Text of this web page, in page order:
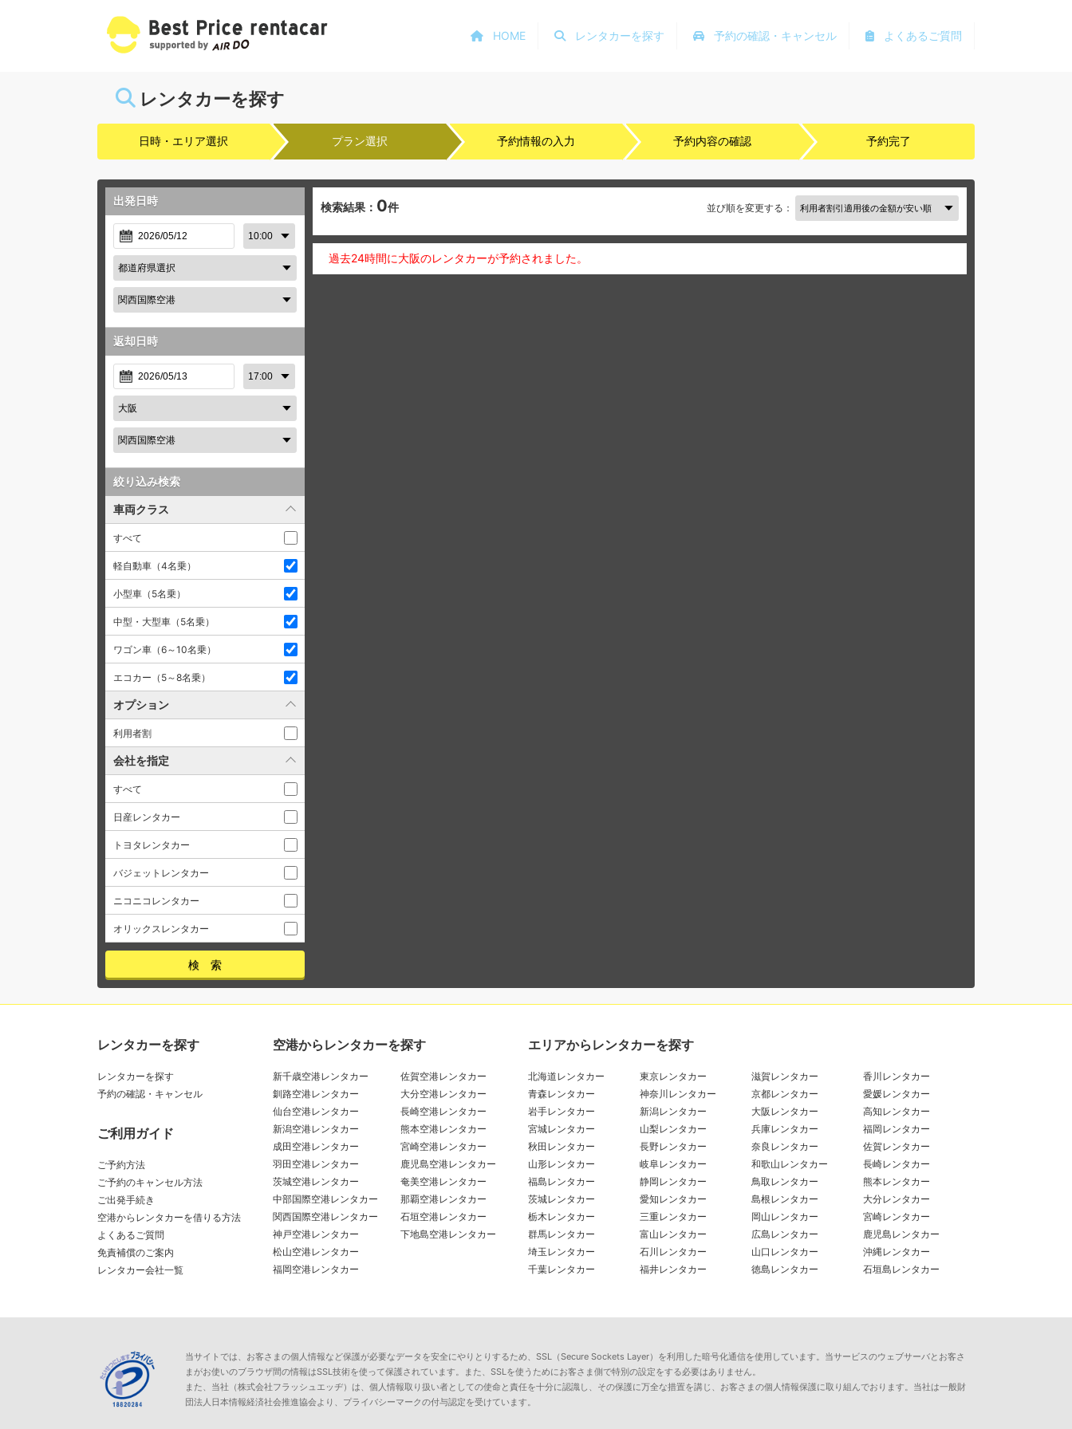
よくあるご質問
予約の確認・キャンセル
レンタカーを探す
HOME
レンタカーを探す
日時・エリア選択 プラン選択 予約情報の入力 予約内容の確認 予約完了
出発日時
返却日時
絞り込み検索
車両クラス
すべて
軽自動車（4名乗）
小型車（5名乗）
中型・大型車（5名乗）
ワゴン車（6～10名乗）
エコカー（5～8名乗）
オプション
利用者割
会社を指定
すべて
日産レンタカー
トヨタレンタカー
バジェットレンタカー
ニコニコレンタカー
オリックスレンタカー
検索結果： 0件 並び順を変更する：
過去24時間に大阪のレンタカーが予約されました。
レンタカーを探す
レンタカーを探す
予約の確認・キャンセル
ご利用ガイド
ご予約方法
ご予約のキャンセル方法
ご出発手続き
空港からレンタカーを借りる方法
よくあるご質問
免責補償のご案内
レンタカー会社一覧
空港からレンタカーを探す
新千歳空港レンタカー
釧路空港レンタカー
仙台空港レンタカー
新潟空港レンタカー
成田空港レンタカー
羽田空港レンタカー
茨城空港レンタカー
中部国際空港レンタカー
関西国際空港レンタカー
神戸空港レンタカー
松山空港レンタカー
福岡空港レンタカー
佐賀空港レンタカー
大分空港レンタカー
長崎空港レンタカー
熊本空港レンタカー
宮崎空港レンタカー
鹿児島空港レンタカー
奄美空港レンタカー
那覇空港レンタカー
石垣空港レンタカー
下地島空港レンタカー
エリアからレンタカーを探す
北海道レンタカー
青森レンタカー
岩手レンタカー
宮城レンタカー
秋田レンタカー
山形レンタカー
福島レンタカー
茨城レンタカー
栃木レンタカー
群馬レンタカー
埼玉レンタカー
千葉レンタカー
東京レンタカー
神奈川レンタカー
新潟レンタカー
山梨レンタカー
長野レンタカー
岐阜レンタカー
静岡レンタカー
愛知レンタカー
三重レンタカー
富山レンタカー
石川レンタカー
福井レンタカー
滋賀レンタカー
京都レンタカー
大阪レンタカー
兵庫レンタカー
奈良レンタカー
和歌山レンタカー
鳥取レンタカー
島根レンタカー
岡山レンタカー
広島レンタカー
山口レンタカー
徳島レンタカー
香川レンタカー
愛媛レンタカー
高知レンタカー
福岡レンタカー
佐賀レンタカー
長崎レンタカー
熊本レンタカー
大分レンタカー
宮崎レンタカー
鹿児島レンタカー
沖縄レンタカー
石垣島レンタカー
当サイトでは、お客さまの個人情報など保護が必要なデータを安全にやりとりするため、SSL（Secure Sockets Layer）を利用した暗号化通信を使用しています。当サービスのウェブサーバとお客さ
まがお使いのブラウザ間の情報はSSL技術を使って保護されています。また、SSLを使うためにお客さま側で特別の設定をする必要はありません。
また、当社（株式会社フラッシュエッヂ）は、個人情報取り扱い者としての使命と責任を十分に認識し、その保護に万全な措置を講じ、お客さまの個人情報保護に取り組んでおります。当社は一般財
団法人日本情報経済社会推進協会より、プライバシーマークの付与認定を受けています。